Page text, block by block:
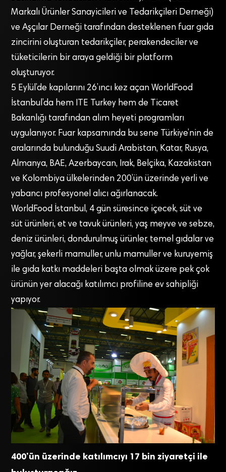
Markalı Ürünler Sanayicileri ve Tedarikçileri Derneği)
ve Aşçılar Derneği tarafından desteklenen fuar gıda
zincirini oluşturan tedarikçiler, perakendeciler ve
tüketicilerin bir araya geldiği bir platform
oluşturuyor.
5 Eylül’de kapılarını 26’ıncı kez açan WorldFood
İstanbul’da hem ITE Turkey hem de Ticaret
Bakanlığı tarafından alım heyeti programları
uygulanıyor. Fuar kapsamında bu sene Türkiye’nin de
aralarında bulunduğu Suudi Arabistan, Katar, Rusya,
Almanya, BAE, Azerbaycan, Irak, Belçika, Kazakistan
ve Kolombiya ülkelerinden 200’ün üzerinde yerli ve
yabancı profesyonel alıcı ağırlanacak.
WorldFood İstanbul, 4 gün süresince içecek, süt ve
süt ürünleri, et ve tavuk ürünleri, yaş meyve ve sebze,
deniz ürünleri, dondurulmuş ürünler, temel gıdalar ve
yağlar, şekerli mamuller, unlu mamuller ve kuruyemiş
ile gıda katkı maddeleri başta olmak üzere pek çok
ürünün yer alacağı katılımcı profiline ev sahipliği
yapıyor.
400’ün üzerinde katılımcıyı 17 bin ziyaretçi ile